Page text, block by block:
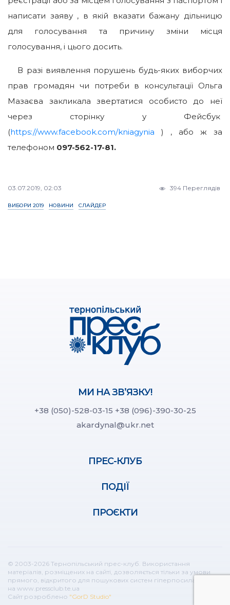
написати заяву , в якій вказати бажану дільницю
для голосування та причину зміни місця
голосування, і цього досить.
В разі виявлення порушень будь-яких виборчих
прав громадян чи потреби в консультації Ольга
Мазаєва закликала звертатися особисто до неї
через сторінку у Фейсбук
(https://www.facebook.com/kniagynia ) , або ж за
телефоном 097-562-17-81.
03.07.2019, 02:03 394 Переглядів
ВИБОРИ 2019 НОВИНИ СЛАЙДЕР
МИ НА ЗВ’ЯЗКУ!
+38 (050)-528-03-15 +38 (096)-390-30-25
akardynal@ukr.net
ПРЕС-КЛУБ
ПОДІЇ
ПРОЄКТИ
© 2003-2026 Тернопільський прес-клуб. Використання
матеріалів, розміщених на сайті, дозволяється тільки за умови
прямого, відкритого для пошукових систем гіперпосилання
на www.pressclub.te.ua
Сайт розроблено "GorD Studio"